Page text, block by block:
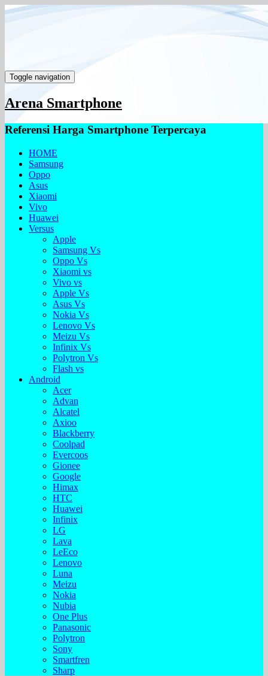
Toggle navigation
Arena Smartphone
Referensi Harga Smartphone Terpercaya
HOME
Samsung
Oppo
Asus
Xiaomi
Vivo
Huawei
Versus
Apple
Samsung Vs
Oppo Vs
Xiaomi vs
Vivo vs
Apple Vs
Asus Vs
Nokia Vs
Lenovo Vs
Meizu Vs
Infinix Vs
Polytron Vs
Flash vs
Android
Acer
Advan
Alcatel
Axioo
Blackberry
Coolpad
Evercoos
Gionee
Google
Himax
HTC
Huawei
Infinix
LG
Lava
LeEco
Lenovo
Luna
Meizu
Nokia
Nubia
One Plus
Panasonic
Polytron
Sony
Smartfren
Sharp